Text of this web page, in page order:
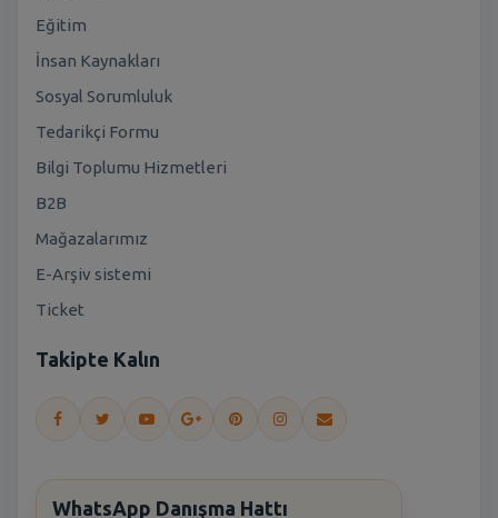
Eğitim
İnsan Kaynakları
Sosyal Sorumluluk
Tedarikçi Formu
Bilgi Toplumu Hizmetleri
B2B
Mağazalarımız
E-Arşiv sistemi
Ticket
Takipte Kalın
WhatsApp Danışma Hattı